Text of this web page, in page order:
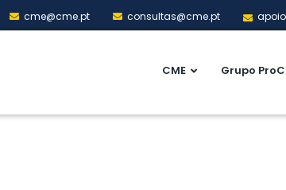
cme@cme.pt consultas@cme.pt
CME Grupo